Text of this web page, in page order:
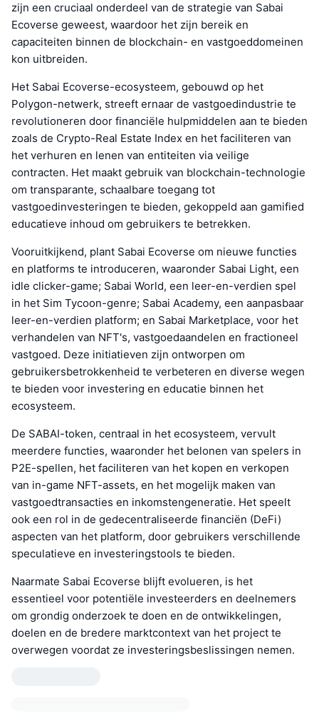
zijn een cruciaal onderdeel van de strategie van Sabai
Ecoverse geweest, waardoor het zijn bereik en
capaciteiten binnen de blockchain- en vastgoeddomeinen
kon uitbreiden.
Het Sabai Ecoverse-ecosysteem, gebouwd op het
Polygon-netwerk, streeft ernaar de vastgoedindustrie te
revolutioneren door financiële hulpmiddelen aan te bieden
zoals de Crypto-Real Estate Index en het faciliteren van
het verhuren en lenen van entiteiten via veilige
contracten. Het maakt gebruik van blockchain-technologie
om transparante, schaalbare toegang tot
vastgoedinvesteringen te bieden, gekoppeld aan gamified
educatieve inhoud om gebruikers te betrekken.
Vooruitkijkend, plant Sabai Ecoverse om nieuwe functies
en platforms te introduceren, waaronder Sabai Light, een
idle clicker-game; Sabai World, een leer-en-verdien spel
in het Sim Tycoon-genre; Sabai Academy, een aanpasbaar
leer-en-verdien platform; en Sabai Marketplace, voor het
verhandelen van NFT's, vastgoedaandelen en fractioneel
vastgoed. Deze initiatieven zijn ontworpen om
gebruikersbetrokkenheid te verbeteren en diverse wegen
te bieden voor investering en educatie binnen het
ecosysteem.
De SABAI-token, centraal in het ecosysteem, vervult
meerdere functies, waaronder het belonen van spelers in
P2E-spellen, het faciliteren van het kopen en verkopen
van in-game NFT-assets, en het mogelijk maken van
vastgoedtransacties en inkomstengeneratie. Het speelt
ook een rol in de gedecentraliseerde financiën (DeFi)
aspecten van het platform, door gebruikers verschillende
speculatieve en investeringstools te bieden.
Naarmate Sabai Ecoverse blijft evolueren, is het
essentieel voor potentiële investeerders en deelnemers
om grondig onderzoek te doen en de ontwikkelingen,
doelen en de bredere marktcontext van het project te
overwegen voordat ze investeringsbeslissingen nemen.